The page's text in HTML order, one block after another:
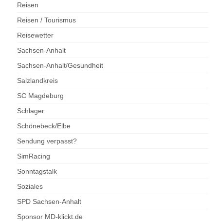
Reisen
Reisen / Tourismus
Reisewetter
Sachsen-Anhalt
Sachsen-Anhalt/Gesundheit
Salzlandkreis
SC Magdeburg
Schlager
Schönebeck/Elbe
Sendung verpasst?
SimRacing
Sonntagstalk
Soziales
SPD Sachsen-Anhalt
Sponsor MD-klickt.de